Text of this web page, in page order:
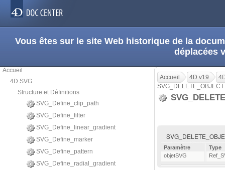
Vous êtes sur le site Web historique de la
déplacées
Accueil
4D SVG
Structure et Définitions
SVG_Define_clip_path
SVG_Define_filter
SVG_Define_linear_gradient
SVG_Define_marker
SVG_Define_pattern
SVG_Define_radial_gradient
Accueil 4D v19
SVG_DELETE_OBJECT
Paramètre
Type
objetSVG